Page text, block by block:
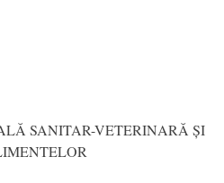
SANITAR-VETERINARĂ ȘI